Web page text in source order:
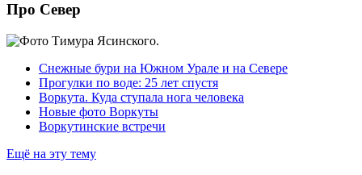
Про Север
Снежные бури на Южном Урале и на Севере
Прогулки по воде: 25 лет спустя
Воркута. Куда ступала нога человека
Новые фото Воркуты
Воркутинские встречи
Ещё на эту тему